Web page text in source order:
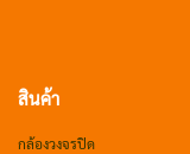
สินค้า
กล้องวงจรปิด